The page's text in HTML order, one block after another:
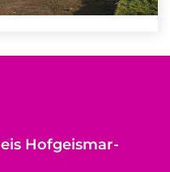
Hofgeismar-